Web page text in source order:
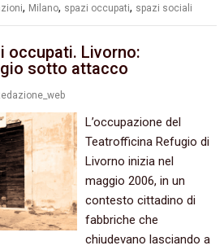
, Milano, spazi occupati, spazi sociali
occupati. Livorno:
sotto attacco
L’occupazione del
Teatrofficina Refugio di
Livorno inizia nel
maggio 2006, in un
contesto cittadino di
fabbriche che
chiudevano lasciando a